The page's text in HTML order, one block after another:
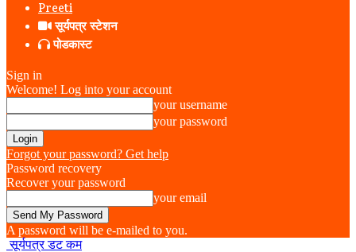
Preeti
सूर्यपत्र स्टेशन
पोडकास्ट
Sign in
Welcome! Log into your account
your username
your password
Forgot your password? Get help
Password recovery
Recover your password
your email
A password will be e-mailed to you.
सूर्यपत्र डट कम